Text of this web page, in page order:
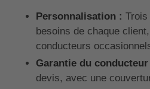
Personnalisation : Trois
besoins de chaque
conducteurs
Garantie du conducteur
devis, avec une